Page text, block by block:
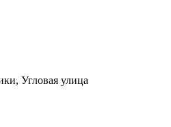
Угловая улица